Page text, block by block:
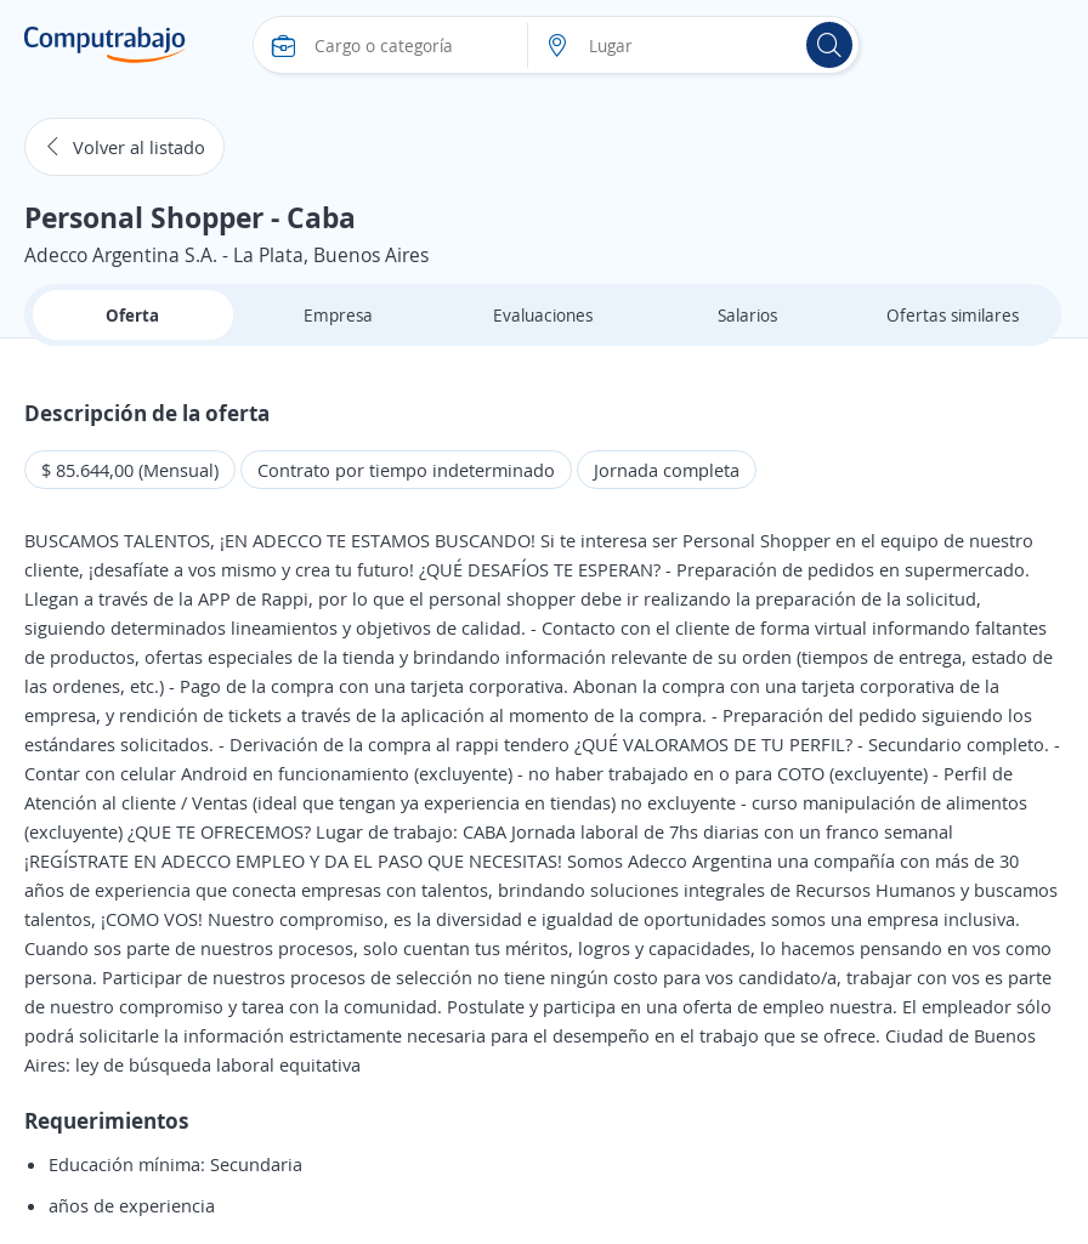
Volver al listado
Personal Shopper - Caba
Adecco Argentina S.A. - La Plata, Buenos Aires
Oferta Empresa Evaluaciones Salarios Ofertas similares
Descripción de la oferta
$ 85.644,00 (Mensual) Contrato por tiempo indeterminado Jornada completa
BUSCAMOS TALENTOS, ¡EN ADECCO TE ESTAMOS BUSCANDO! Si te interesa ser Personal Shopper en el equipo de nuestro
cliente, ¡desafíate a vos mismo y crea tu futuro! ¿QUÉ DESAFÍOS TE ESPERAN? - Preparación de pedidos en supermercado.
Llegan a través de la APP de Rappi, por lo que el personal shopper debe ir realizando la preparación de la solicitud,
siguiendo determinados lineamientos y objetivos de calidad. - Contacto con el cliente de forma virtual informando faltantes
de productos, ofertas especiales de la tienda y brindando información relevante de su orden (tiempos de entrega, estado de
las ordenes, etc.) - Pago de la compra con una tarjeta corporativa. Abonan la compra con una tarjeta corporativa de la
empresa, y rendición de tickets a través de la aplicación al momento de la compra. - Preparación del pedido siguiendo los
estándares solicitados. - Derivación de la compra al rappi tendero ¿QUÉ VALORAMOS DE TU PERFIL? - Secundario completo. -
Contar con celular Android en funcionamiento (excluyente) - no haber trabajado en o para COTO (excluyente) - Perfil de
Atención al cliente / Ventas (ideal que tengan ya experiencia en tiendas) no excluyente - curso manipulación de alimentos
(excluyente) ¿QUE TE OFRECEMOS? Lugar de trabajo: CABA Jornada laboral de 7hs diarias con un franco semanal
¡REGÍSTRATE EN ADECCO EMPLEO Y DA EL PASO QUE NECESITAS! Somos Adecco Argentina una compañía con más de 30
años de experiencia que conecta empresas con talentos, brindando soluciones integrales de Recursos Humanos y buscamos
talentos, ¡COMO VOS! Nuestro compromiso, es la diversidad e igualdad de oportunidades somos una empresa inclusiva.
Cuando sos parte de nuestros procesos, solo cuentan tus méritos, logros y capacidades, lo hacemos pensando en vos como
persona. Participar de nuestros procesos de selección no tiene ningún costo para vos candidato/a, trabajar con vos es parte
de nuestro compromiso y tarea con la comunidad. Postulate y participa en una oferta de empleo nuestra. El empleador sólo
podrá solicitarle la información estrictamente necesaria para el desempeño en el trabajo que se ofrece. Ciudad de Buenos
Aires: ley de búsqueda laboral equitativa
Requerimientos
Educación mínima: Secundaria
años de experiencia